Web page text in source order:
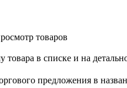
товаров
в списке и на
предложения в